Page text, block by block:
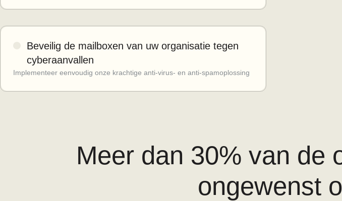
Beveilig de mailboxen van uw organisatie tegen
cyberaanvallen
Implementeer eenvoudig onze krachtige anti-virus- en anti-spamoplossing
Meer dan 30% van de
ongewenst